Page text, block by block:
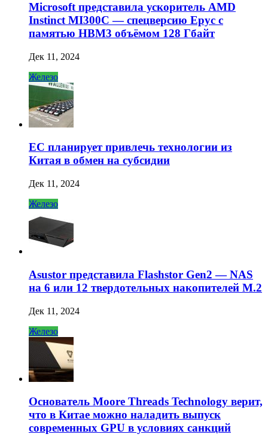
Microsoft представила ускоритель AMD
Instinct MI300C — спецверсию Epyc с
памятью HBM3 объёмом 128 Гбайт
Дек 11, 2024
Железо
ЕС планирует привлечь технологии из
Китая в обмен на субсидии
Дек 11, 2024
Железо
Asustor представила Flashstor Gen2 — NAS
на 6 или 12 твердотельных накопителей M.2
Дек 11, 2024
Железо
Основатель Moore Threads Technology верит,
что в Китае можно наладить выпуск
современных GPU в условиях санкций